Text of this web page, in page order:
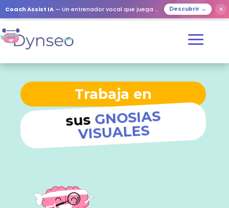
Coach Assist IA — Un entrenador vocal que juega con tus seres queridos Descubrir → ✕
Trabaja en
sus GNOSIAS
VISUALES